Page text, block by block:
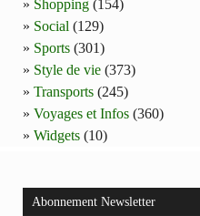
Shopping (154)
Social (129)
Sports (301)
Style de vie (373)
Transports (245)
Voyages et Infos (360)
Widgets (10)
Abonnement Newsletter